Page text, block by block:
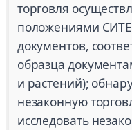
торговля
положениями
документов,
образца
и растений);
незаконную
исследовать